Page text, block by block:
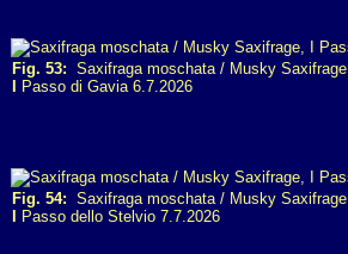
Fig. 53: Saxifraga moschata / Musky Saxifrage
Passo di Gavia 6.7.2026
Fig. 54: Saxifraga moschata / Musky Saxifrage
Passo dello Stelvio 7.7.2026